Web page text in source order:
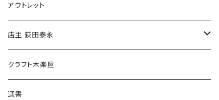
マグカップ
傘
食料品
その他
アウトレット
店主 荻田泰永
書籍
ウェア
クラフト木楽屋
選書